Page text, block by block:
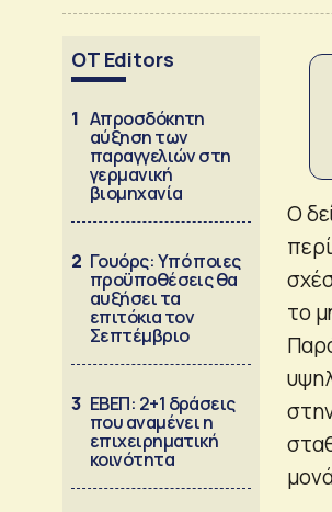
OT Editors
1 Απροσδόκητη
αύξηση των
παραγγελιών στη
γερμανική
βιομηχανία
2 Γουόρς: Υπό ποιες
προϋποθέσεις θα
αυξήσει τα
επιτόκια τον
Σεπτέμβριο
3 ΕΒΕΠ: 2+1 δράσεις
που αναμένει η
επιχειρηματική
κοινότητα
O
το